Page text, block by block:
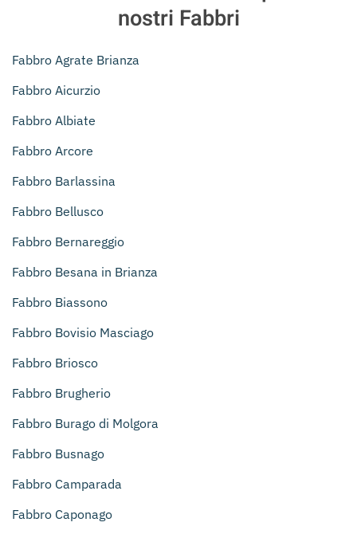
nostri Fabbri
Fabbro Agrate Brianza
Fabbro Aicurzio
Fabbro Albiate
Fabbro Arcore
Fabbro Barlassina
Fabbro Bellusco
Fabbro Bernareggio
Fabbro Besana in Brianza
Fabbro Biassono
Fabbro Bovisio Masciago
Fabbro Briosco
Fabbro Brugherio
Fabbro Burago di Molgora
Fabbro Busnago
Fabbro Camparada
Fabbro Caponago